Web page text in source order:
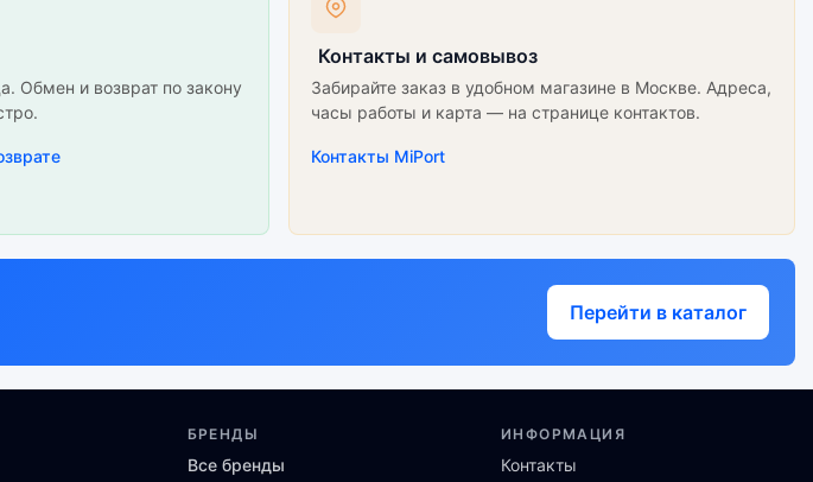
Обмен и возврат по закону
Контакты и самовывоз
Забирайте заказ в удобном магазине в Москве. Адреса,
часы работы и карта — на странице контактов.
Контакты MiPort
Перейти в каталог
БРЕНДЫ
Все бренды
ИНФОРМАЦИЯ
Контакты